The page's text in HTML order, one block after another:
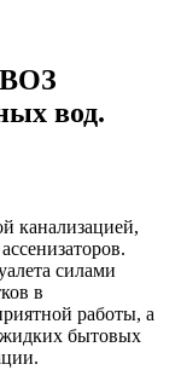
вод.
канализацией,
силами
в
работы, а
бытовых